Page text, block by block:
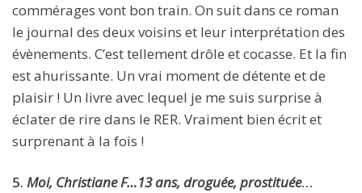
commérages vont bon train. On suit dans ce roman
le journal des deux voisins et leur interprétation des
évènements. C’est tellement drôle et cocasse. Et la fin
est ahurissante. Un vrai moment de détente et de
plaisir ! Un livre avec lequel je me suis surprise à
éclater de rire dans le RER. Vraiment bien écrit et
surprenant à la fois !
5. Moi, Christiane F…13 ans, droguée, prostituée…